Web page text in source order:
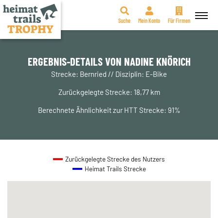
Zum
Suche Mein Konto Für Firmen
ERGEBNIS-DETAILS VON NADINE KNÖRICH
Strecke: Bernried // Disziplin: E-Bike
Zurückgelegte Strecke: 18,77 km
Berechnete Ähnlichkeit zur HTT Strecke: 91%
Zurückgelegte Strecke des Nutzers
Heimat Trails Strecke